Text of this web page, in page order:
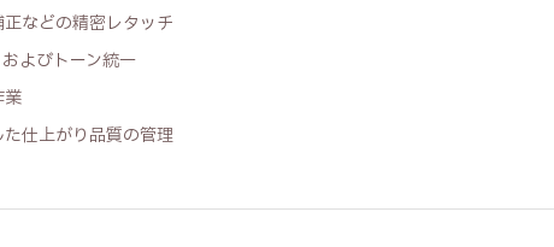
などの精密レタッチ
よびトーン統一
業
仕上がり品質の管理